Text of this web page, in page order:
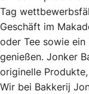
Tag
Geschäft im
oder Tee sowie
genießen. Jonker
originelle
Wir bei Bakkerij